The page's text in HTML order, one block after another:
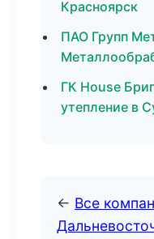
Красноярск
ПАО Групп
ГК House
утепление в
← Все